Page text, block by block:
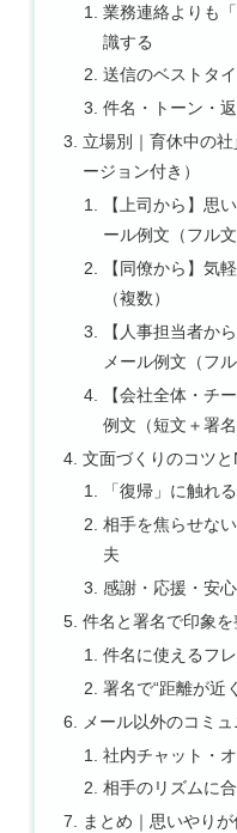
業務連絡よりも
識する
送信のベストタ
件名・トーン・
立場別｜育休中の
ージョン付き）
【上司から】思
ール例文（フル文
【同僚から】気
（複数）
【人事担当者か
メール例文（フル
【会社全体・チ
例文（短文＋署名
文面づくりのコツと
「復帰」に触れ
相手を焦らせな
夫
感謝・応援・安
件名と署名で印象
件名に使えるフ
署名で“距離が近
メール以外のコミ
社内チャット・
相手のリズムに
まとめ｜思いやり